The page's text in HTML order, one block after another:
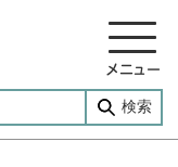
メニュー
検索